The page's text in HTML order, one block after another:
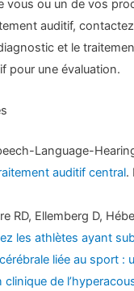
vous ou un de vos
auditif,
et le
pour une évaluation.
Language-
auditif central.
RD, Ellemberg D,
les athlètes ayant
liée au sport :
de